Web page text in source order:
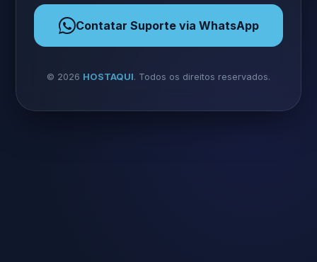
Contatar Suporte via WhatsApp
© 2026 HOSTAQUI. Todos os direitos reservados.